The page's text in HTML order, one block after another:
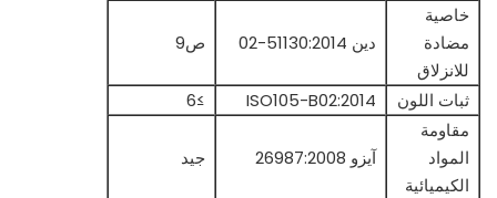
خاصية
مضادة
للانزلاق
دين 51130:2014-02 ص9
ثبات اللون ISO105-B02:2014
≥6
مقاومة
المواد
الكيميائية
آيزو 26987:2008 جيد